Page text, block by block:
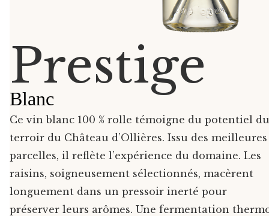
Prestige
Blanc
Ce vin blanc 100 % rolle témoigne du potentiel du
terroir du Château d’Ollières. Issu des meilleures
parcelles, il reflète l’expérience du domaine. Les
raisins, soigneusement sélectionnés, macèrent
longuement dans un pressoir inerté pour
préserver leurs arômes. Une fermentation